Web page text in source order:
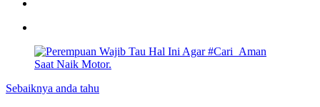
Sebaiknya anda tahu